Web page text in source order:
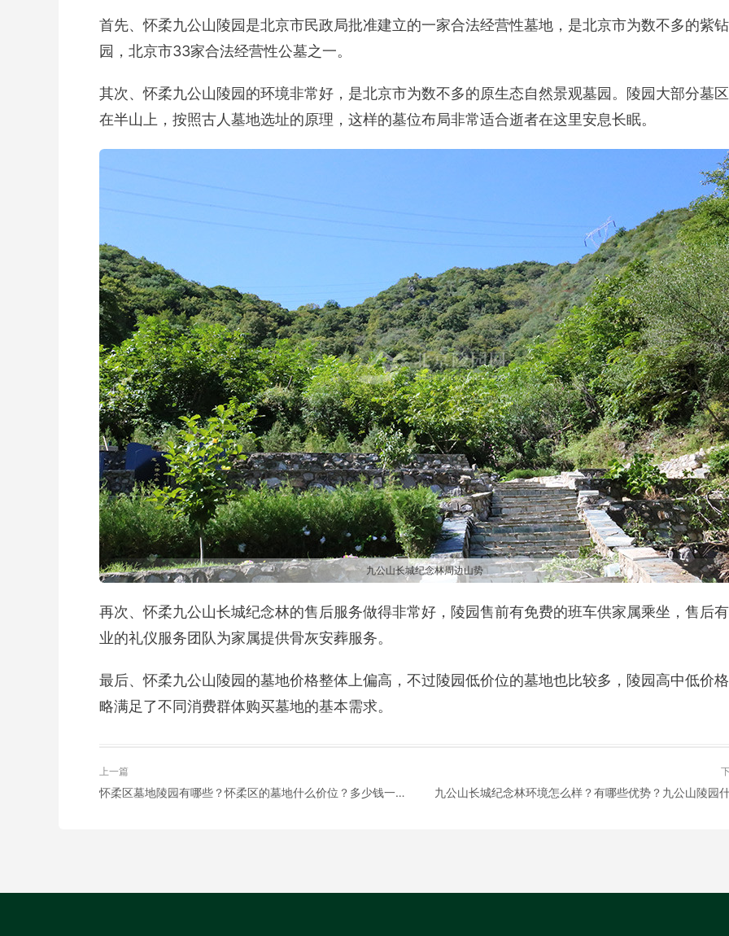
首先、怀柔九公山陵园是北京市民政局批准建立的一家合法经营性墓地，是北京市为数不多的紫
园，北京市33家合法经营性公墓之一。
其次、怀柔九公山陵园的环境非常好，是北京市为数不多的原生态自然景观墓园。陵园大部分墓
在半山上，按照古人墓地选址的原理，这样的墓位布局非常适合逝者在这里安息长眠。
九公山长城纪念林周边山势
再次、怀柔九公山长城纪念林的售后服务做得非常好，陵园售前有免费的班车供家属乘坐，售后
业的礼仪服务团队为家属提供骨灰安葬服务。
最后、怀柔九公山陵园的墓地价格整体上偏高，不过陵园低价位的墓地也比较多，陵园高中低价
略满足了不同消费群体购买墓地的基本需求。
上一篇
怀柔区墓地陵园有哪些？怀柔区的墓地什么价位？多少钱一个？